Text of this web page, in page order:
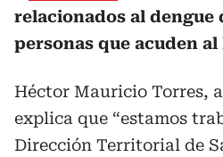
relacionados al dengue
personas que acuden
Héctor Mauricio Torres,
explica que “estamos
Dirección Territorial de